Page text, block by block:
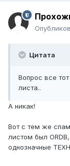
Цитата
Вопрос все
листа..
А никак!
Вот с тем же
листом был
однозначные